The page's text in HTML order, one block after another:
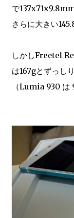
で
さらに大きい
しかしFreetel
は167gとずっし
（Lumia 930 は